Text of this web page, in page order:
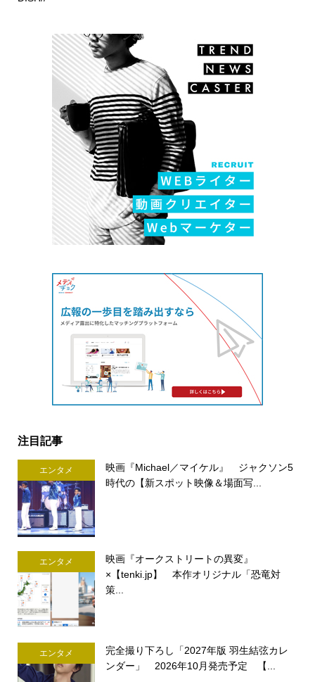
注目記事
エンタメ
映画『Michael／マイケル』 ジャクソン5
時代の【新スポット映像＆場面写...
エンタメ
映画『オークストリートの異変』
×【tenki.jp】 本作オリジナル「恐竜対
策...
エンタメ
完全撮り下ろし「2027年版 羽生結弦カレ
ンダー」 2026年10月発売予定 【...